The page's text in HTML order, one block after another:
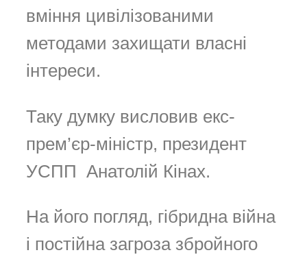
вміння цивілізованими
методами захищати власні
інтереси.
Таку думку висловив екс-
прем’єр-міністр, президент
УСПП Анатолій Кінах.
На його погляд, гібридна війна
і постійна загроза збройного